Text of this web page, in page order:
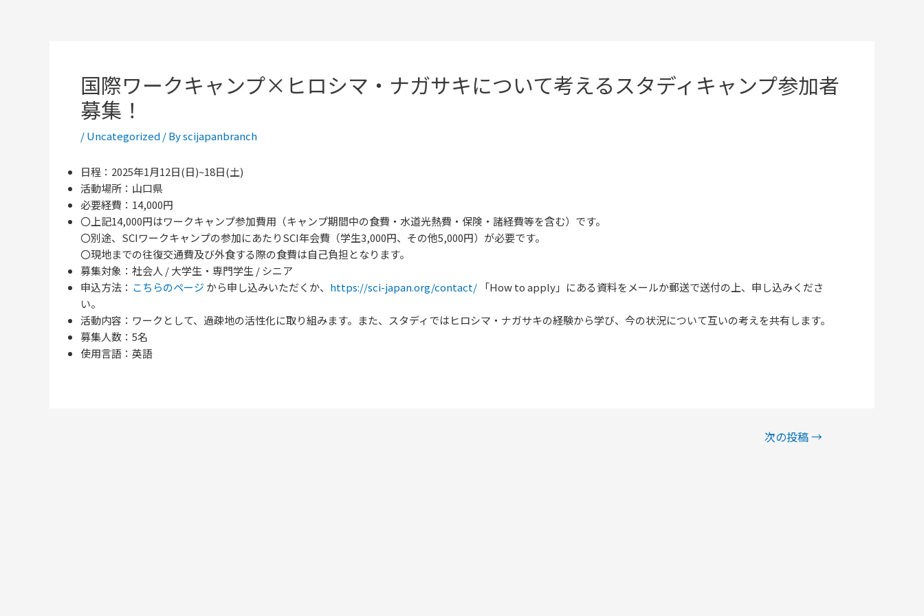
国際ワークキャンプ×ヒロシマ・ナガサキについて考えるスタディキャンプ参加者
募集！
/Uncategorized/ Byscijapanbranch
日程：2025年1月12日(日)~18日(土)
活動場所：山口県
必要経費：14,000円
〇上記14,000円はワークキャンプ参加費用（キャンプ期間中の食費・水道光熱費・保険・諸経費等を含む）です。
〇別途、SCIワークキャンプの参加にあたりSCI年会費（学生3,000円、その他5,000円）が必要です。
〇現地までの往復交通費及び外食する際の食費は自己負担となります。
募集対象：社会人 / 大学生・専門学生 / シニア
申込方法： こちらのページ から申し込みいただくか、 https://sci-japan.org/contact/ 「How to apply」にある資料をメールか郵送で送付の上、申し込みくださ
い。
活動内容：ワークとして、過疎地の活性化に取り組みます。また、スタディではヒロシマ・ナガサキの経験から学び、今の状況について互いの考えを共有します。
募集人数：5名
使用言語：英語
次の投稿→